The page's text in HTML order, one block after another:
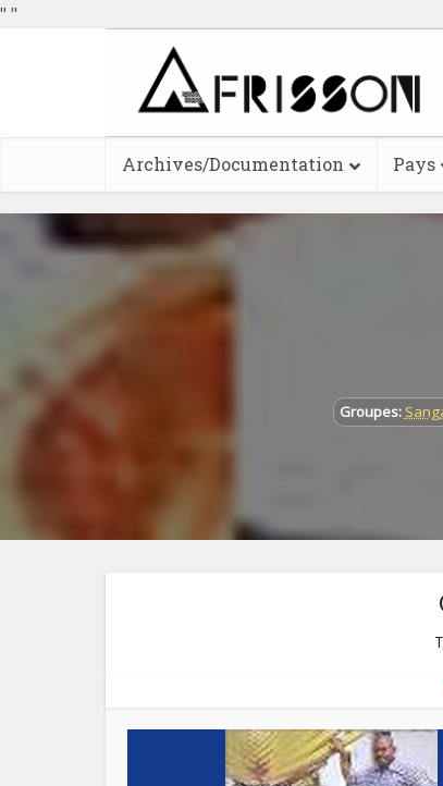
" "
Archives/Documentation Pays
Groupes: